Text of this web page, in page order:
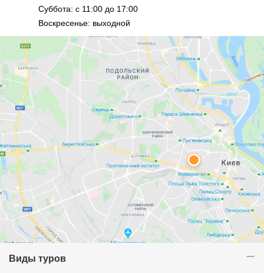
Суббота: с 11:00 до 17:00
Воскресенье: выходной
Виды туров